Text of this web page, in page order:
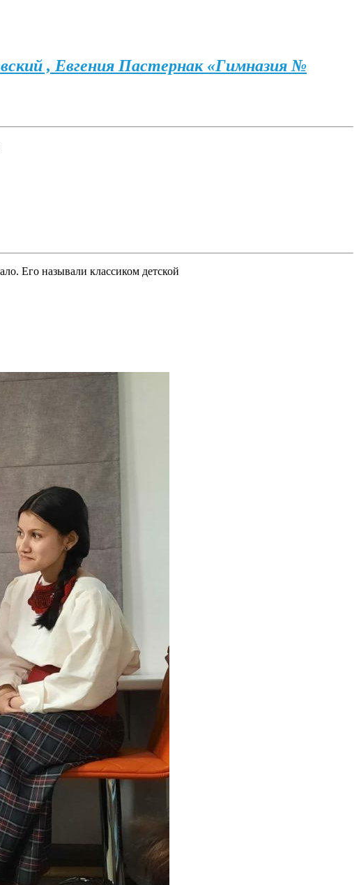
, Евгения Пастернак «Гимназия №
Его называли классиком детской